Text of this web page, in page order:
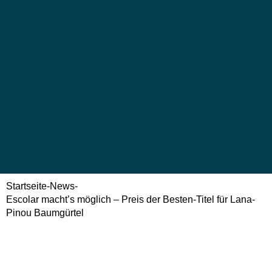
Startseite-News-
Escolar macht’s möglich – Preis der Besten-Titel für Lana-
Pinou Baumgürtel